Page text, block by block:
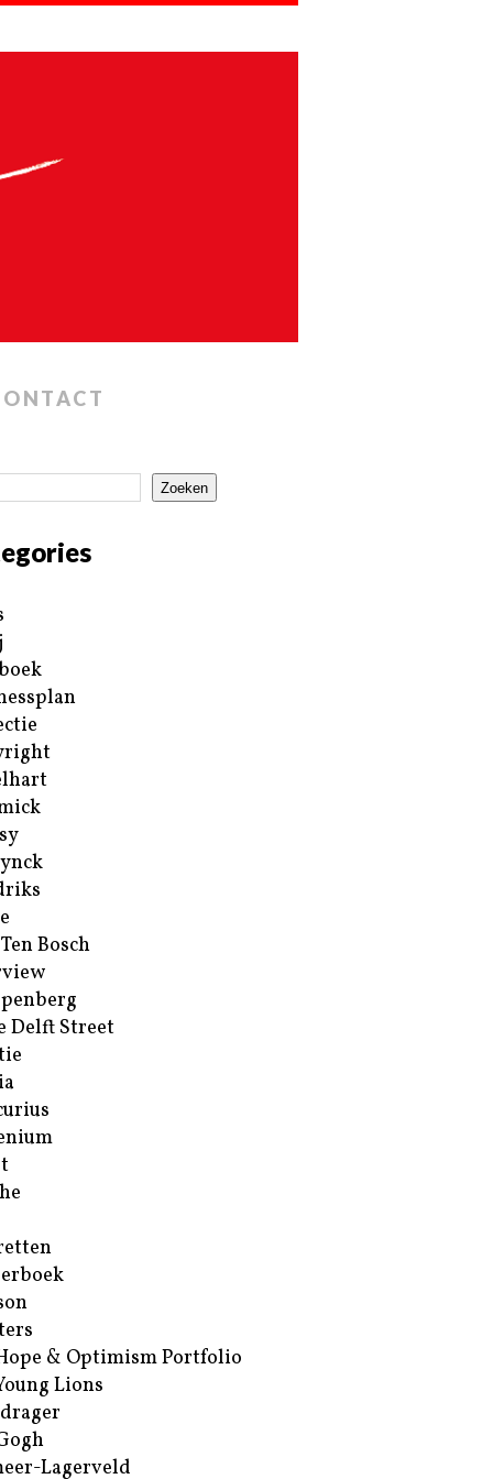
Zoeken
Bosch
Delft Street
& Optimism Portfolio
Lions
Lagerveld